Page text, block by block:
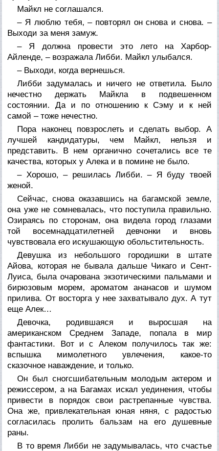
Майкл не соглашался.
– Я люблю тебя, – повторял он снова и снова. –
Выходи за меня замуж.
– Я должна провести это лето на Харбор-
Айленде, – возражала Либби. Майкл улыбался.
– Выходи, когда вернешься.
Либби задумалась и ничего не ответила. Было
нечестно держать Майкла в подвешенном
состоянии. Да и по отношению к Сэму и к ней
самой – тоже нечестно.
Пора наконец повзрослеть и сделать выбор. А
лучшей кандидатуры, чем Майкл, нельзя и
представить. В нем органично сочетались все те
качества, которых у Алека и в помине не было.
– Хорошо, – решилась Либби. – Я буду твоей
женой.
Сейчас, снова оказавшись на багамской земле,
она уже не сомневалась, что поступила правильно.
Озираясь по сторонам, она видела город глазами
той восемнадцатилетней девчонки и вновь
чувствовала его искушающую обольстительность.
Девушка из небольшого городишки в штате
Айова, которая не бывала дальше Чикаго и Сент-
Луиса, была очарована экзотическими пальмами и
бирюзовым морем, ароматом ананасов и шумом
прилива. От восторга у нее захватывало дух. А тут
еще Алек…
Девочка, родившаяся и выросшая на
американском Среднем Западе, попала в мир
фантастики. Вот и с Алеком получилось так же:
вспышка мимолетного увлечения, какое-то
сказочное наваждение, и только.
Он был сногсшибательным молодым актером и
режиссером, а на Багамах искал уединения, чтобы
привести в порядок свои растрепанные чувства.
Она же, привлекательная юная няня, с радостью
согласилась пролить бальзам на его душевные
раны.
В то время Либби не задумывалась, что счастье